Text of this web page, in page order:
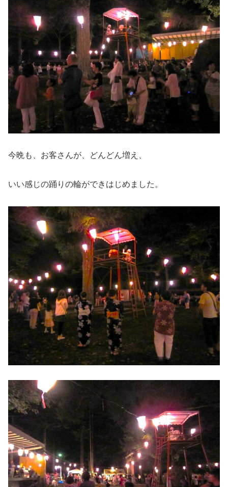
今晩も、お客さんが、どんどん増え、
いい感じの踊りの輪ができはじめました。